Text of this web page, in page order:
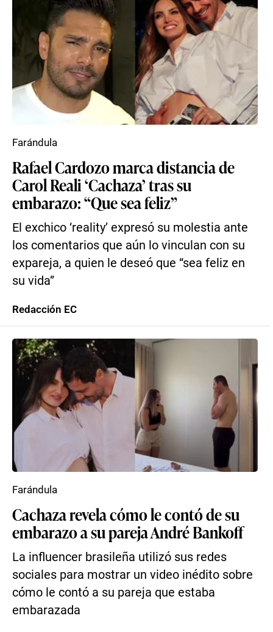
Rafael Cardozo marca distancia de
Carol Reali ‘Cachaza’ tras su
embarazo: “Que sea feliz”
El exchico ‘reality’ expresó su molestia ante
los comentarios que aún lo vinculan con su
expareja, a quien le deseó que “sea feliz en
su vida”
Farándula
Redacción EC
Cachaza revela cómo le contó de su
embarazo a su pareja André Bankoff
La influencer brasileña utilizó sus redes
sociales para mostrar un video inédito sobre
cómo le contó a su pareja que estaba
embarazada
Farándula